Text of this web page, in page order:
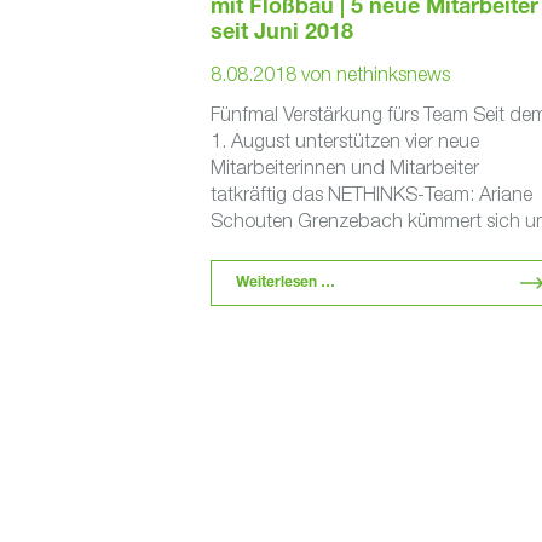
mit Floßbau | 5 neue Mitarbeiter
seit Juni 2018
8.08.2018 von nethinksnews
Fünfmal Verstärkung fürs Team Seit
1. August unterstützen vier neue
Mitarbeiterinnen und Mitarbeiter
tatkräftig das NETHINKS-Team: Ariane
Schouten Grenzebach kümmert sich
Sebastian Mathes …
Weiterlesen …